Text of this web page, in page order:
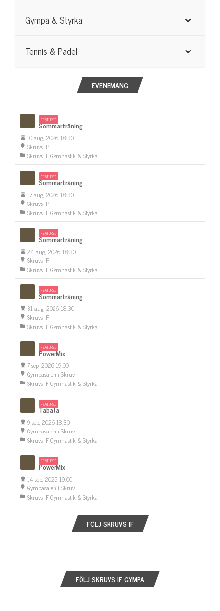
Gympa & Styrka
Tennis & Padel
EVENEMANG
FEATURED
Sommarträning
10 aug, 2026 18:30
Skruvs IP
Skruvs IF Gymnastik & Styrka
FEATURED
Sommarträning
17 aug, 2026 18:30
Skruvs IP
Skruvs IF Gymnastik & Styrka
FEATURED
Sommarträning
24 aug, 2026 18:30
Skruvs IP
Skruvs IF Gymnastik & Styrka
FEATURED
Sommarträning
31 aug, 2026 18:30
Skruvs IP
Skruvs IF Gymnastik & Styrka
FEATURED
PowerMix
7 sep, 2026 19:00
Gympasalen i Skruv
Skruvs IF Gymnastik & Styrka
FEATURED
Tabata
9 sep, 2026 18:30
Gympasalen i Skruv
Skruvs IF Gymnastik & Styrka
FEATURED
PowerMix
14 sep, 2026 19:00
Gympasalen i Skruv
Skruvs IF Gymnastik & Styrka
FÖLJ SKRUVS IF
FÖLJ SKRUVS IF GYMPA